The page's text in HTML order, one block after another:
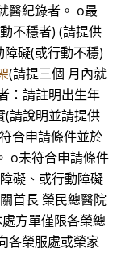
醫紀錄者。 o最
不穩者) (請提供
礙(或行動不穩)
(請提三個 月內就
：請註明出生年
(請說明並請提供
合申請條件並於
o未符合申請條件
礙、或行動障礙
首長 榮民總醫院
方單僅限各榮總
各榮服處或榮家